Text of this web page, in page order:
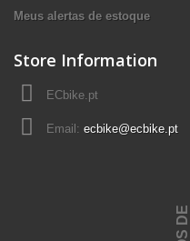
Meus alertas de estoque
Store Information
ECbike.pt
Email: ecbike@ecbike.pt